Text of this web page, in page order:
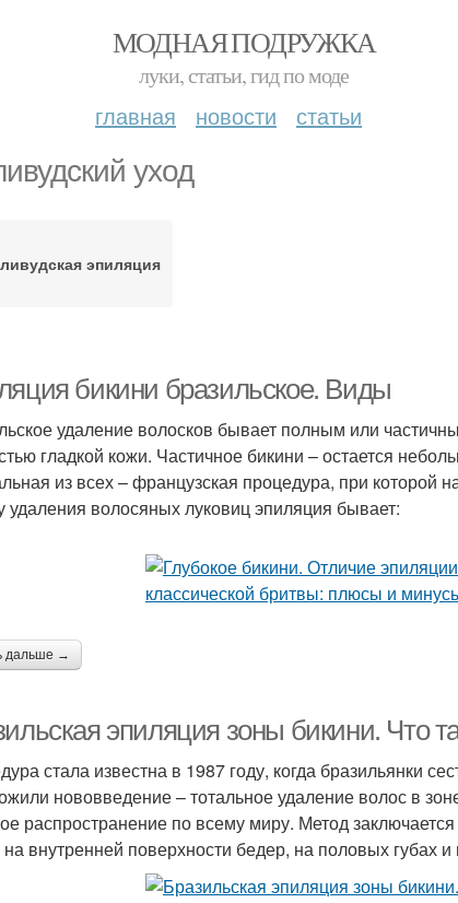
МОДНАЯ ПОДРУЖКА
луки, статьи, гид по моде
главная новости статьи
уход
эпиляция
бикини бразильское. Виды
удаление волосков бывает полным или
гладкой кожи. Частичное бикини – остается
из всех – французская процедура, при которой
удаления волосяных луковиц эпиляция бывает:
дальше →
эпиляция зоны бикини. Что
стала известна в 1987 году, когда бразильянки
нововведение – тотальное удаление волос в
распространение по всему миру. Метод
на внутренней поверхности бедер, на половых губах